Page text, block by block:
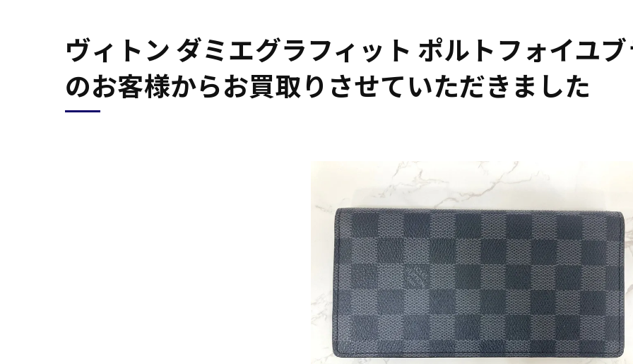
ヴィトン ダミエグラフィット ポルトフォイユ
のお客様からお買取りさせていただきました